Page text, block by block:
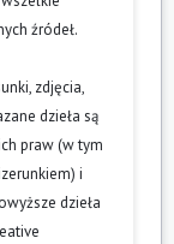
źródeł.
zdjęcia,
dzieła są
praw (w tym
i
dzieła